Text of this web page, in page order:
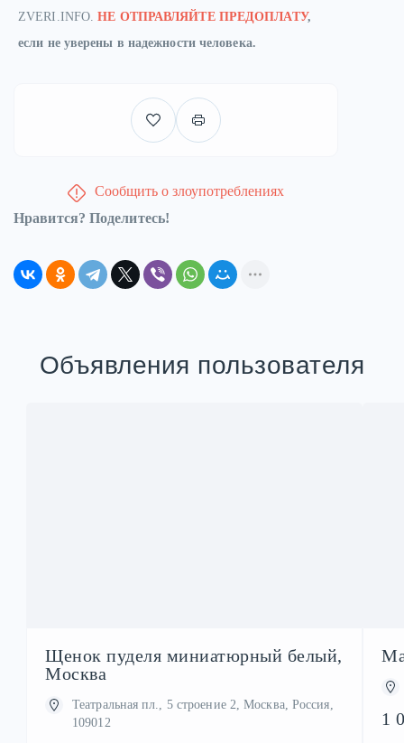
ZVERI.INFO.НЕ ОТПРАВЛЯЙТЕ ПРЕДОПЛАТУ,
если не уверены в надежности человека.
Сообщить о злоупотреблениях
Нравится? Поделитесь!
Объявления пользователя
Щенок пуделя миниатюрный белый,
Москва
Театральная пл., 5 строение 2, Москва, Россия,
109012
1